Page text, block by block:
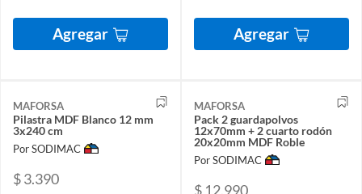
Agregar Agregar
MAFORSA
Pilastra MDF Blanco 12 mm
3x240 cm
Por SODIMAC
$ 3.390
MAFORSA
Pack 2 guardapolvos
12x70mm + 2 cuarto rodón
20x20mm MDF Roble
Por SODIMAC
$ 12.990